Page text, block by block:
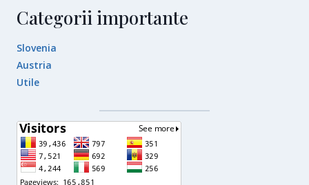
Categorii importante
Slovenia
Austria
Utile